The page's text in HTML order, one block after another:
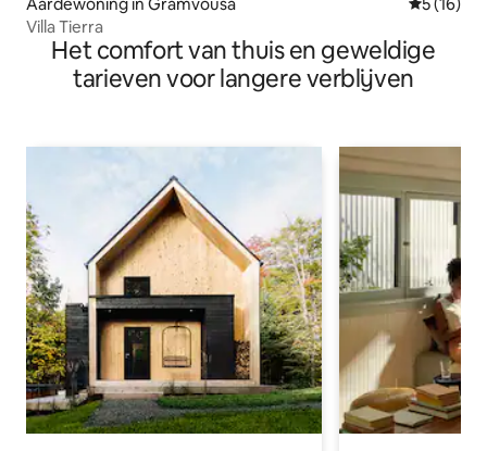
Villa Tierra
Het comfort van thuis en geweldige
tarieven voor langere verblijven